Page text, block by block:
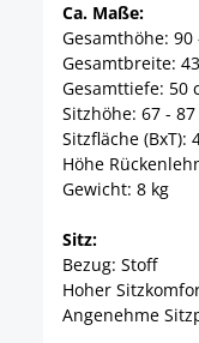
Ca. Maße:
Gesamthöhe: 90
Gesamtbreite:
Gesamttiefe: 50
Sitzhöhe: 67 - 87
Sitzfläche (BxT):
Höhe
Gewicht: 8 kg
Sitz:
Bezug: Stoff
Hoher
Angenehme